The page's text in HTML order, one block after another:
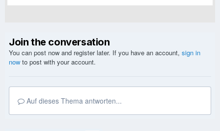
Join the conversation
You can post now and register later. If you have an account, sign in
now to post with your account.
Auf dieses Thema antworten...